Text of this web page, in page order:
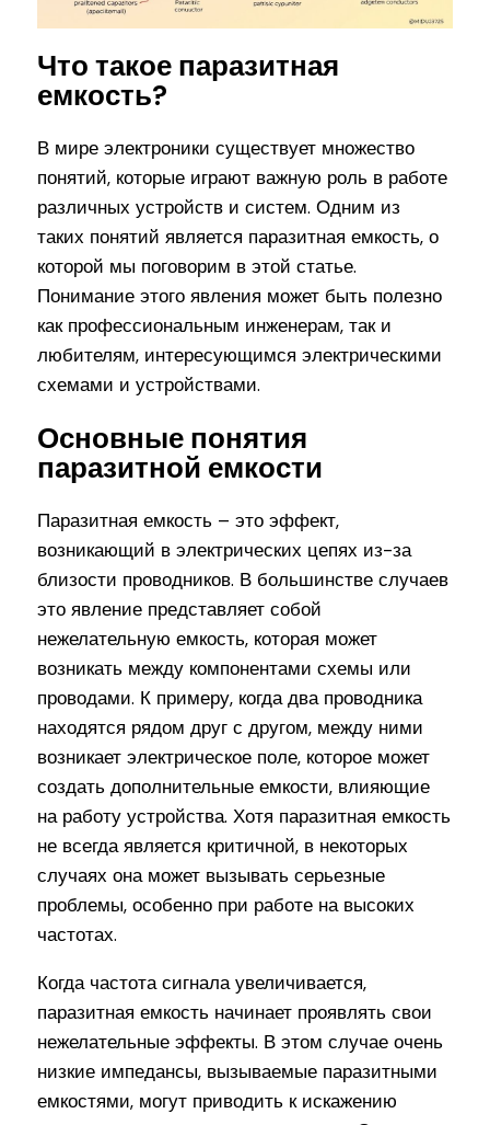
Что такое паразитная
емкость?
В мире электроники существует множество
понятий, которые играют важную роль в работе
различных устройств и систем. Одним из
таких понятий является паразитная емкость, о
которой мы поговорим в этой статье.
Понимание этого явления может быть полезно
как профессиональным инженерам, так и
любителям, интересующимся электрическими
схемами и устройствами.
Основные понятия
паразитной емкости
Паразитная емкость – это эффект,
возникающий в электрических цепях из-за
близости проводников. В большинстве случаев
это явление представляет собой
нежелательную емкость, которая может
возникать между компонентами схемы или
проводами. К примеру, когда два проводника
находятся рядом друг с другом, между ними
возникает электрическое поле, которое может
создать дополнительные емкости, влияющие
на работу устройства. Хотя паразитная емкость
не всегда является критичной, в некоторых
случаях она может вызывать серьезные
проблемы, особенно при работе на высоких
частотах.
Когда частота сигнала увеличивается,
паразитная емкость начинает проявлять свои
нежелательные эффекты. В этом случае очень
низкие импедансы, вызываемые паразитными
емкостями, могут приводить к искажению